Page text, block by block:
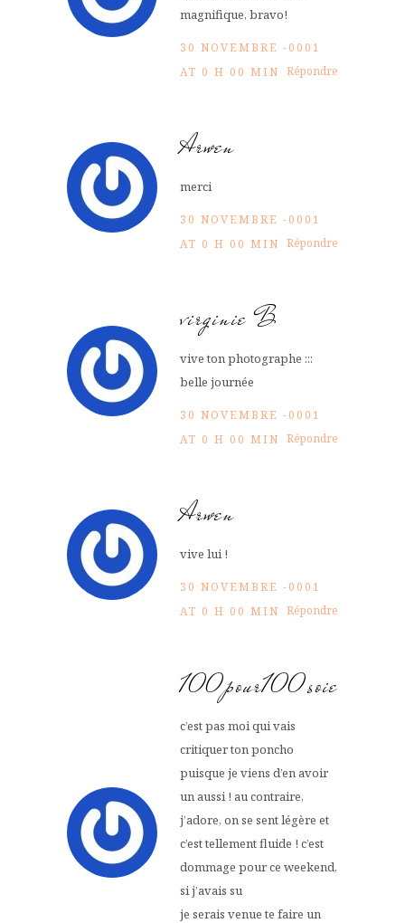
magnifique, bravo!
30 NOVEMBRE -0001
AT 0 H 00 MIN Répondre
Arwen
merci
30 NOVEMBRE -0001
AT 0 H 00 MIN Répondre
virginie B
vive ton photographe :::
belle journée
30 NOVEMBRE -0001
AT 0 H 00 MIN Répondre
Arwen
vive lui !
30 NOVEMBRE -0001
AT 0 H 00 MIN Répondre
100pour100soie
c’est pas moi qui vais
critiquer ton poncho
puisque je viens d’en avoir
un aussi ! au contraire,
j’adore, on se sent légère et
c’est tellement fluide ! c’est
dommage pour ce weekend,
si j’avais su
je serais venue te faire un